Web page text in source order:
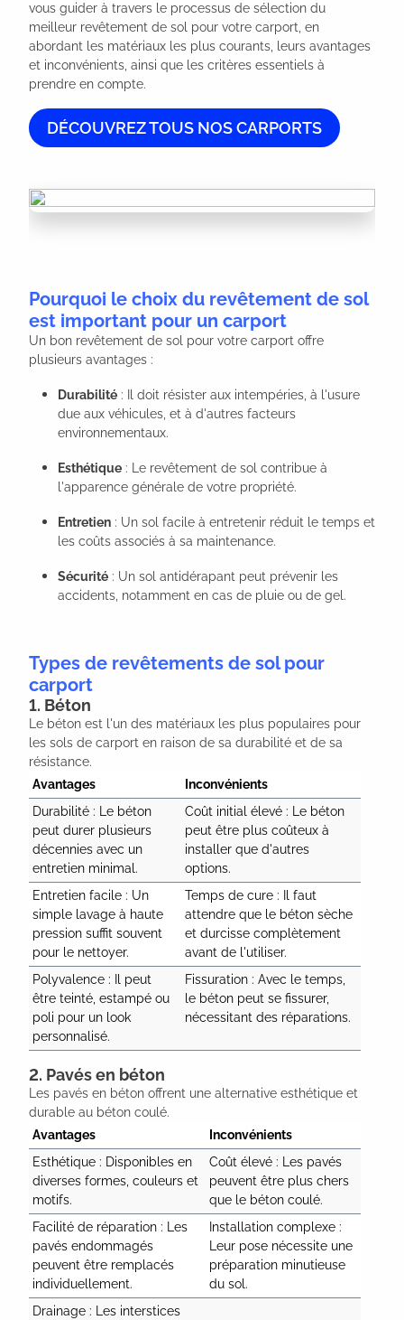
vous guider à travers le processus de sélection du
meilleur revêtement de sol pour votre carport, en
abordant les matériaux les plus courants, leurs avantages
et inconvénients, ainsi que les critères essentiels à
prendre en compte.
DÉCOUVREZ TOUS NOS CARPORTS
Pourquoi le choix du revêtement de sol
est important pour un carport
Un bon revêtement de sol pour votre carport offre
plusieurs avantages :
Durabilité : Il doit résister aux intempéries, à l'usure
due aux véhicules, et à d'autres facteurs
environnementaux.
Esthétique : Le revêtement de sol contribue à
l'apparence générale de votre propriété.
Entretien : Un sol facile à entretenir réduit le temps et
les coûts associés à sa maintenance.
Sécurité : Un sol antidérapant peut prévenir les
accidents, notamment en cas de pluie ou de gel.
Types de revêtements de sol pour
carport
1. Béton
Le béton est l'un des matériaux les plus populaires pour
les sols de carport en raison de sa durabilité et de sa
résistance.
Avantages
Inconvénients
Durabilité : Le béton
peut durer plusieurs
décennies avec un
entretien minimal.
Coût initial élevé : Le béton
peut être plus coûteux à
installer que d'autres
options.
Entretien facile : Un
simple lavage à haute
pression suffit souvent
pour le nettoyer.
Temps de cure : Il faut
attendre que le béton sèche
et durcisse complètement
avant de l'utiliser.
Polyvalence : Il peut
être teinté, estampé ou
poli pour un look
personnalisé.
Fissuration : Avec le temps,
le béton peut se fissurer,
nécessitant des réparations.
2. Pavés en béton
Les pavés en béton offrent une alternative esthétique et
durable au béton coulé.
Avantages
Inconvénients
Esthétique : Disponibles en
diverses formes, couleurs et
motifs.
Coût élevé : Les pavés
peuvent être plus chers
que le béton coulé.
Facilité de réparation : Les
pavés endommagés
peuvent être remplacés
individuellement.
Installation complexe :
Leur pose nécessite une
préparation minutieuse
du sol.
Drainage : Les interstices